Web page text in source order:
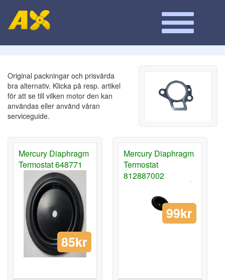
Original packningar och prisvärda
bra alternativ. Klicka på resp. artikel
för att se till vilken motor den kan
användas eller använd våran
serviceguide.
Mercury Diaphragm
Termostat 648771
85kr
Mercury Diaphragm
Termostat
812887002
99kr